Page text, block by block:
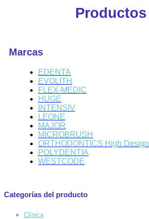
Productos
Marcas
EDENTA
EVOLITH
FLEX-MEDIC
HUGE
INTENSIV
LEONE
MAJOR
MICROBRUSH
ORTHODONTICS High Design
POLYDENTIA
WESTCODE
Categorías del producto
Clínica